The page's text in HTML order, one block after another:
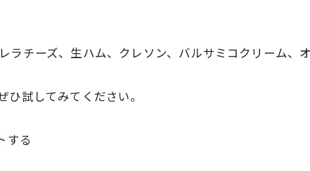
チーズ、生ハム、クレソン、バルサミコクリーム、
試してみてください。
する